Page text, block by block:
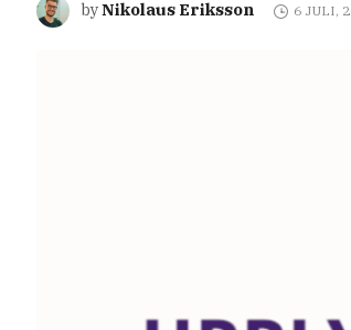
byNikolaus Eriksson 6 JULI,